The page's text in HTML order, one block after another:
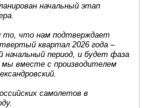
начальный этап
то, что нам подтверждает
квартал 2026 года –
начальный период, и будет фаза
вместе с производителем
самолетов в